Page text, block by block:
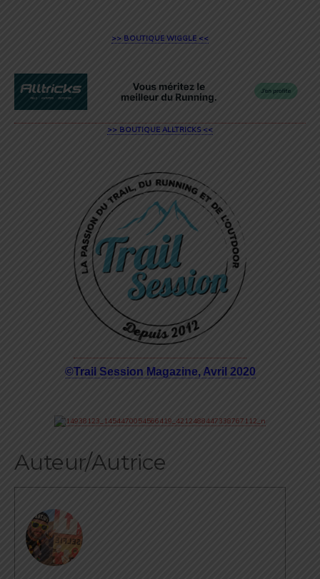
>> BOUTIQUE WIGGLE <<
>> BOUTIQUE ALLTRICKS <<
©Trail Session Magazine, Avril 2020
Auteur/Autrice